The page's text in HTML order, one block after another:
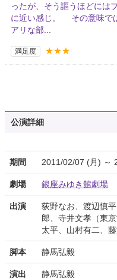
ったが、そう謳うほどには
に近い感じ。 その意味で
アリな部...
満足度 ★★★
公演詳細
期間 2011/02/07 (月) ～
劇場 銀座みゆき館劇場
出演
荻野なお、渡辺慎
郎、寺井文孝（東
太平、山村有二、
脚本 静馬弘毅
演出 静馬弘毅